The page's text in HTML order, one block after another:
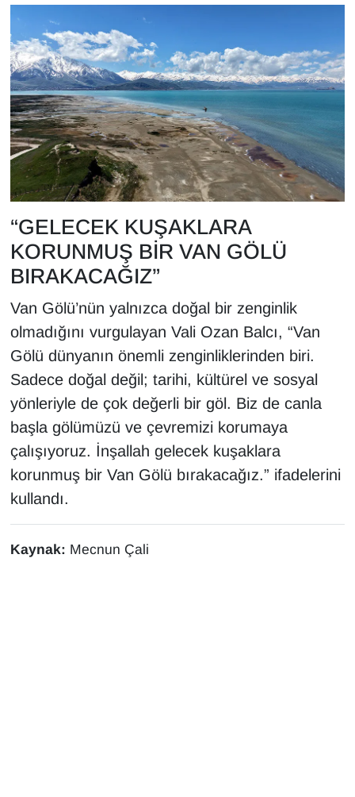
“GELECEK KUŞAKLARA
KORUNMUŞ BİR VAN GÖLÜ
BIRAKACAĞIZ”
Van Gölü’nün yalnızca doğal bir zenginlik
olmadığını vurgulayan Vali Ozan Balcı, “Van
Gölü dünyanın önemli zenginliklerinden biri.
Sadece doğal değil; tarihi, kültürel ve sosyal
yönleriyle de çok değerli bir göl. Biz de canla
başla gölümüzü ve çevremizi korumaya
çalışıyoruz. İnşallah gelecek kuşaklara
korunmuş bir Van Gölü bırakacağız.” ifadelerini
kullandı.
Kaynak: Mecnun Çali
YEREL